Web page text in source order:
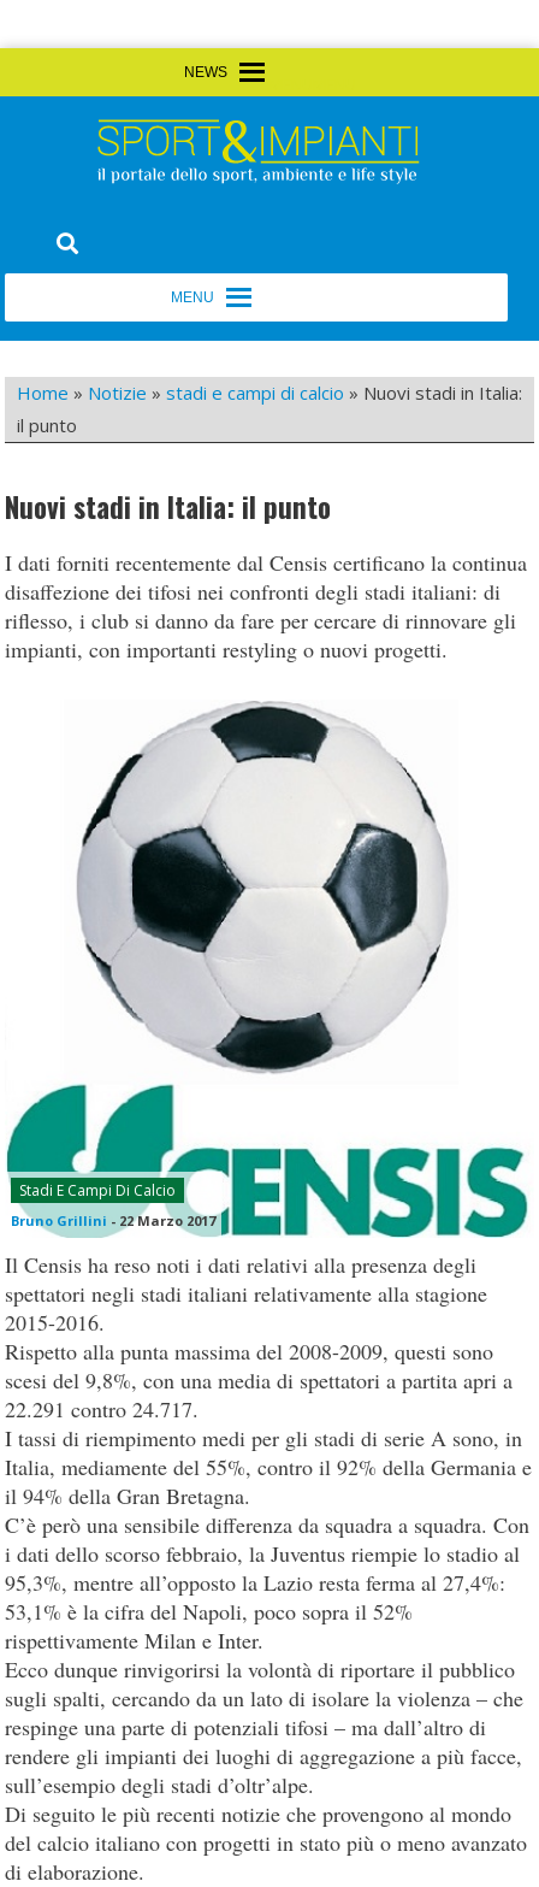
to
Sport&Impianti
Home » Notizie »stadi e campi di calcio » Nuovi stadi in Italia:
il punto
Nuovi stadi in Italia: il punto
I dati forniti recentemente dal Censis certificano la continua
disaffezione dei tifosi nei confronti degli stadi italiani: di
riflesso, i club si danno da fare per cercare di rinnovare gli
impianti, con importanti restyling o nuovi progetti.
Stadi E Campi Di Calcio
Bruno Grillini - 22 Marzo 2017
Il Censis ha reso noti i dati relativi alla presenza degli
spettatori negli stadi italiani relativamente alla stagione
2015-2016.
Rispetto alla punta massima del 2008-2009, questi sono
scesi del 9,8%, con una media di spettatori a partita apri a
22.291 contro 24.717.
I tassi di riempimento medi per gli stadi di serie A sono, in
Italia, mediamente del 55%, contro il 92% della Germania e
il 94% della Gran Bretagna.
C’è però una sensibile differenza da squadra a squadra. Con
i dati dello scorso febbraio, la Juventus riempie lo stadio al
95,3%, mentre all’opposto la Lazio resta ferma al 27,4%:
53,1% è la cifra del Napoli, poco sopra il 52%
rispettivamente Milan e Inter.
Ecco dunque rinvigorirsi la volontà di riportare il pubblico
sugli spalti, cercando da un lato di isolare la violenza – che
respinge una parte di potenziali tifosi – ma dall’altro di
rendere gli impianti dei luoghi di aggregazione a più facce,
sull’esempio degli stadi d’oltr’alpe.
Di seguito le più recenti notizie che provengono al mondo
del calcio italiano con progetti in stato più o meno avanzato
di elaborazione.